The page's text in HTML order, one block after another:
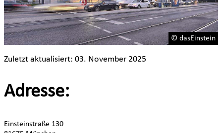
© dasEinstein
Zuletzt aktualisiert: 03. November 2025
Adresse:
Einsteinstraße 130